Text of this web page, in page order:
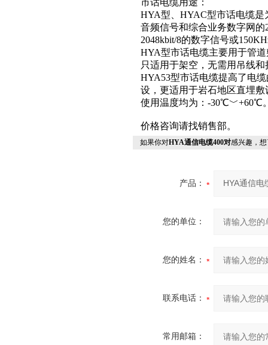
市话电缆用途：
HYA型、HYAC型市话电缆
音频信号和综合业务数字网
2048kbit/8的数字信号或
HYA型市话电缆主要用于管
只适用于架空，无需用吊线和
HYA53型市话电缆提高了电
设，更适用于岩石地区直埋敷
使用温度均为：-30℃﹀+60℃
价格咨询请找销售部。
如果你对HYA通信电缆400对感兴趣，
产品：
您的单位：
您的姓名：
联系电话：
常用邮箱：